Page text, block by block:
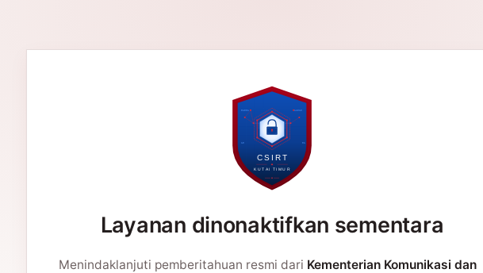
Layanan dinonaktifkan sementara
Menindaklanjuti pemberitahuan resmi dari Kementerian Komunikasi dan